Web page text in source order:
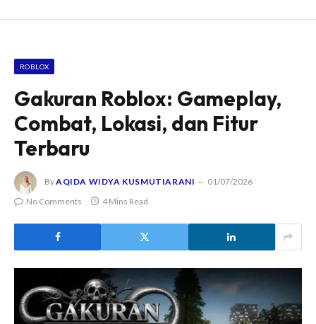
ROBLOX
Gakuran Roblox: Gameplay,
Combat, Lokasi, dan Fitur
Terbaru
ByAQIDA WIDYA KUSMUTIARANI
01/07/2026
No Comments
4 Mins Read